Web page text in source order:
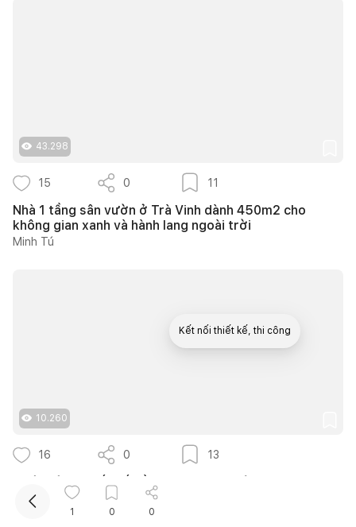
43.298
15 0 11
Nhà 1 tầng sân vườn ở Trà Vinh dành 450m2 cho
không gian xanh và hành lang ngoài trời
Minh Tú
10.260
16 0 13
14 ý tưởng thiết kế cầu thang ngoài trời thông thoáng
giúp tối ưu diện tích cho nhà phố nhỏ hẹp
1 0 0
Kết nối thiết kế, thi công